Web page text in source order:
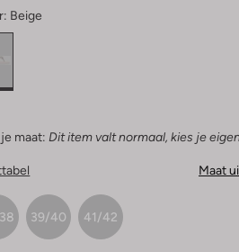
Beige
maat: Dit item valt normaal, kies je
Maat
39/40 41/42